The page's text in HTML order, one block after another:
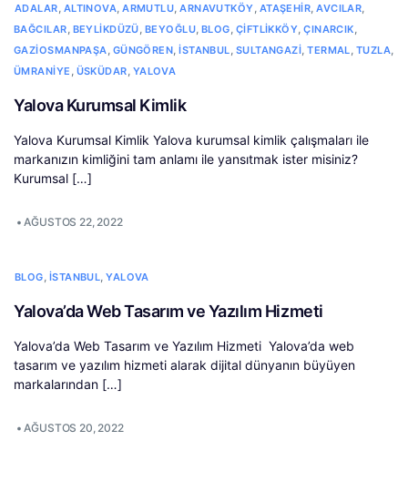
ADALAR, ALTINOVA,ARMUTLU,ARNAVUTKÖY, ATAŞEHIR,AVCILAR,
BAĞCILAR, BEYLIKDÜZÜ, BEYOĞLU,BLOG, ÇIFTLIKKÖY,ÇINARCIK,
GAZIOSMANPAŞA, GÜNGÖREN,İSTANBUL, SULTANGAZI,TERMAL, TUZLA,
ÜMRANIYE , ÜSKÜDAR, YALOVA
Yalova Kurumsal Kimlik
Yalova Kurumsal Kimlik Yalova kurumsal kimlik çalışmaları ile
markanızın kimliğini tam anlamı ile yansıtmak ister misiniz?
Kurumsal […]
•AĞUSTOS 22, 2022
BLOG, İSTANBUL,YALOVA
Yalova’da Web Tasarım ve Yazılım Hizmeti
Yalova’da Web Tasarım ve Yazılım Hizmeti Yalova’da web
tasarım ve yazılım hizmeti alarak dijital dünyanın büyüyen
markalarından […]
•AĞUSTOS 20, 2022